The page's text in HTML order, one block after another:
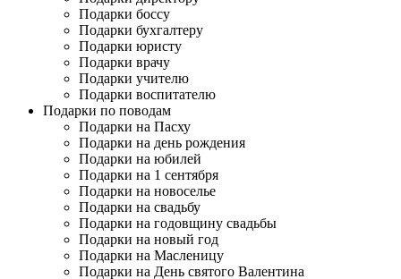
Подарки боссу
Подарки бухгалтеру
Подарки юристу
Подарки врачу
Подарки учителю
Подарки воспитателю
Подарки по поводам
Подарки на Пасху
Подарки на день рождения
Подарки на юбилей
Подарки на 1 сентября
Подарки на новоселье
Подарки на свадьбу
Подарки на годовщину свадьбы
Подарки на новый год
Подарки на Масленицу
Подарки на День святого Валентина